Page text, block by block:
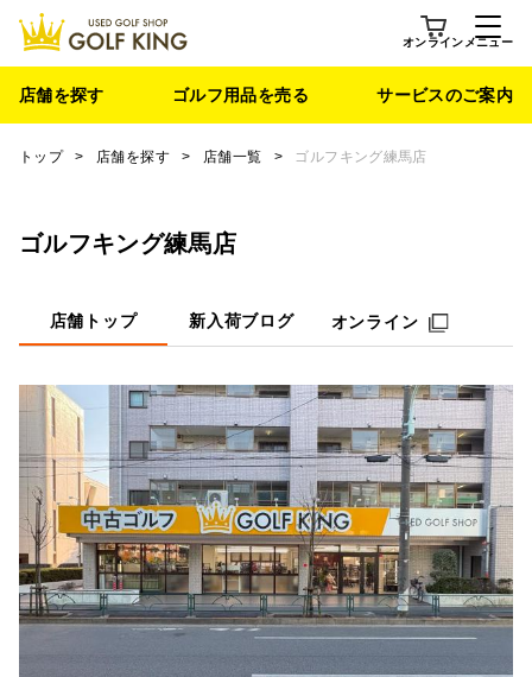
オンライン メニュー
店舗を探す ゴルフ用品を売る サービスのご案内
トップ > 店舗を探す > 店舗一覧 > ゴルフキング練馬店
ゴルフキング練馬店
店舗トップ 新入荷ブログ オンライン